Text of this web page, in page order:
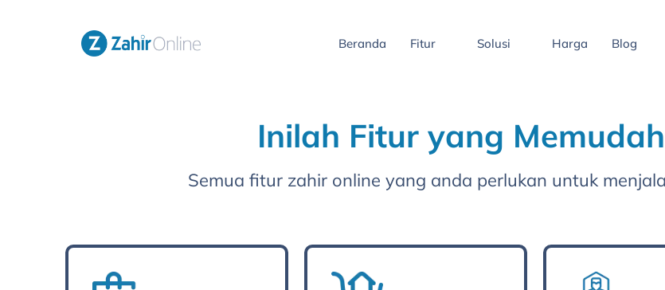
Beranda Fitur Solusi Harga Blog
Inilah Fitur yang
Semua fitur zahir online yang anda perlukan untuk